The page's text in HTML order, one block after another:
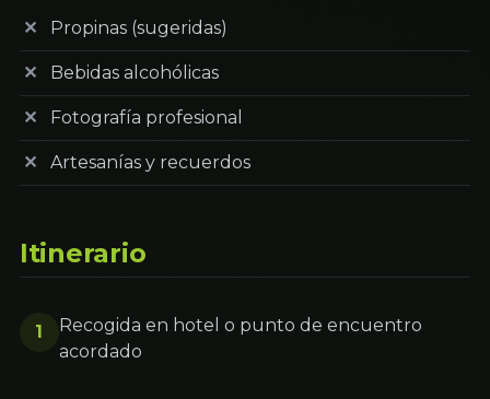
Propinas (sugeridas)
Bebidas alcohólicas
Fotografía profesional
Artesanías y recuerdos
Itinerario
1
Recogida en hotel o punto de encuentro
acordado